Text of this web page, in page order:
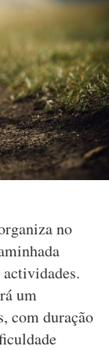
no
um
com duração